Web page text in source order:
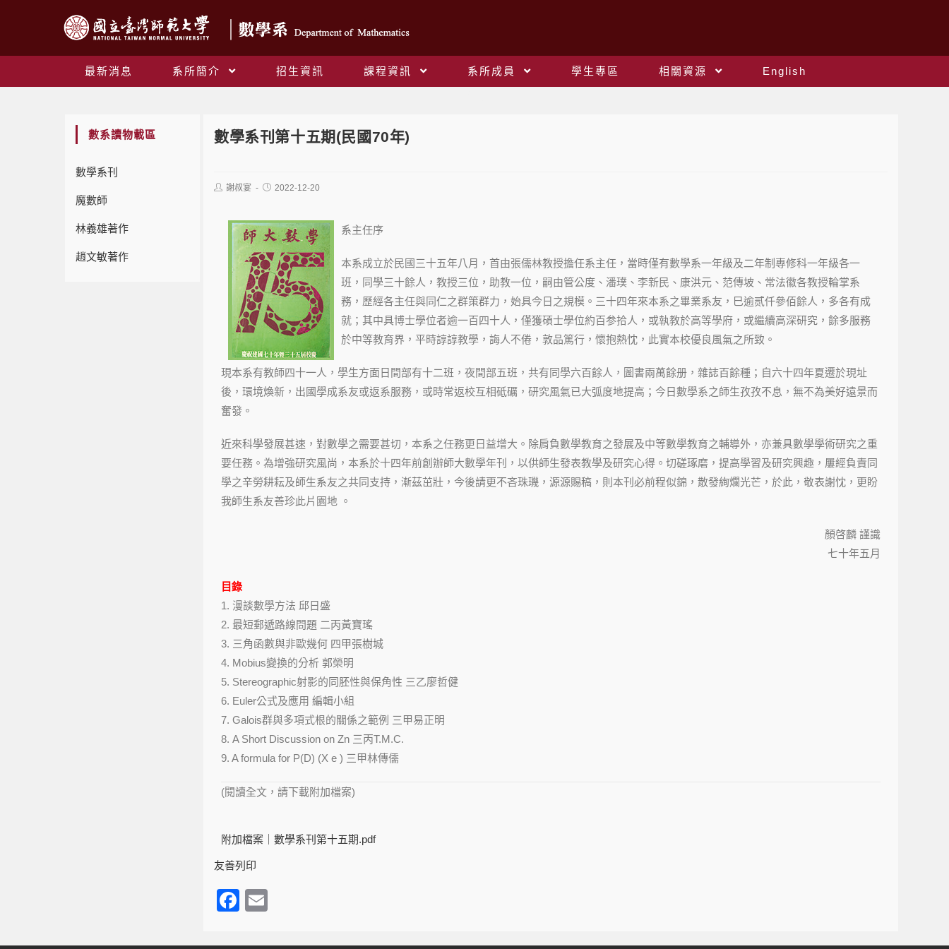
最新消息 系所簡介 招生資訊 課程資訊 系所成員 學生專區 相關資源
English
數系讀物載區
數學系刊
魔數師
林義雄著作
趙文敏著作
數學系刊第十五期(民國70年)
謝叔宴 2022-12-20
系主任序
本系成立於民國三十五年八月，首由張儒林教授擔任系主任，當時僅有數學系一年級及二年制專修科一年級各一
班，同學三十餘人，教授三位，助教一位，嗣由管公度、潘璞、李新民、康洪元、范傳坡、常法徽各教授輪掌系
務，歷經各主任與同仁之群策群力，始具今日之規模。三十四年來本系之畢業系友，巳逾贰仟參佰餘人，多各有成
就；其中具博士學位者逾一百四十人，僅獲碩士學位約百参拾人，或執教於高等學府，或繼續高深研究，餘多服務
於中等教育界，平時諄諄教學，誨人不倦，敦品篤行，懷抱熱忱，此實本校優良風氣之所致。
現本系有教師四十一人，學生方面日間部有十二班，夜間部五班，共有同學六百餘人，圖書兩萬餘册，雜誌百餘種；自六十四年夏遷於現址
後，環境煥新，出國學成系友或返系服務，或時常返校互相砥礪，研究風氣已大弧度地提高；今日數學系之師生孜孜不息，無不為美好遠景而
奮發。
近來科學發展甚速，對數學之需要甚切，本系之任務更日益增大。除肩負數學教育之發展及中等數學教育之輔導外，亦兼具數學學術研究之重
要任務。為增強研究風尚，本系於十四年前創辦師大數學年刊，以供師生發表教學及研究心得。切磋琢磨，提高學習及研究興趣，屢經負責同
學之辛勞耕耘及師生系友之共同支持，漸茲茁壯，今後請更不吝珠璣，源源賜稿，則本刊必前程似錦，散發絢爛光芒，於此，敬表謝忱，更盼
我師生系友善珍此片園地 。
顏啓麟 謹識
七十年五月
目錄
1. 漫談數學方法 邱日盛
2. 最短郵遞路線問題 二丙黃寶瑤
3. 三角函數與非歐幾何 四甲張樹城
4. Mobius變換的分析 郭榮明
5. Stereographic射影的同胚性與保角性 三乙廖哲健
6. Euler公式及應用 編輯小組
7. Galois群與多項式根的關係之範例 三甲易正明
8. A Short Discussion on Zn 三丙T.M.C.
9. A formula for P(D) (X e ) 三甲林傳儒
(閱讀全文，請下載附加檔案)
附加檔案｜ 數學系刊第十五期.pdf
友善列印
F